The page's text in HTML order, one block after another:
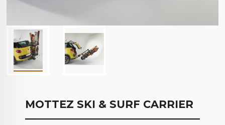
MOTTEZ SKI & SURF CARRIER